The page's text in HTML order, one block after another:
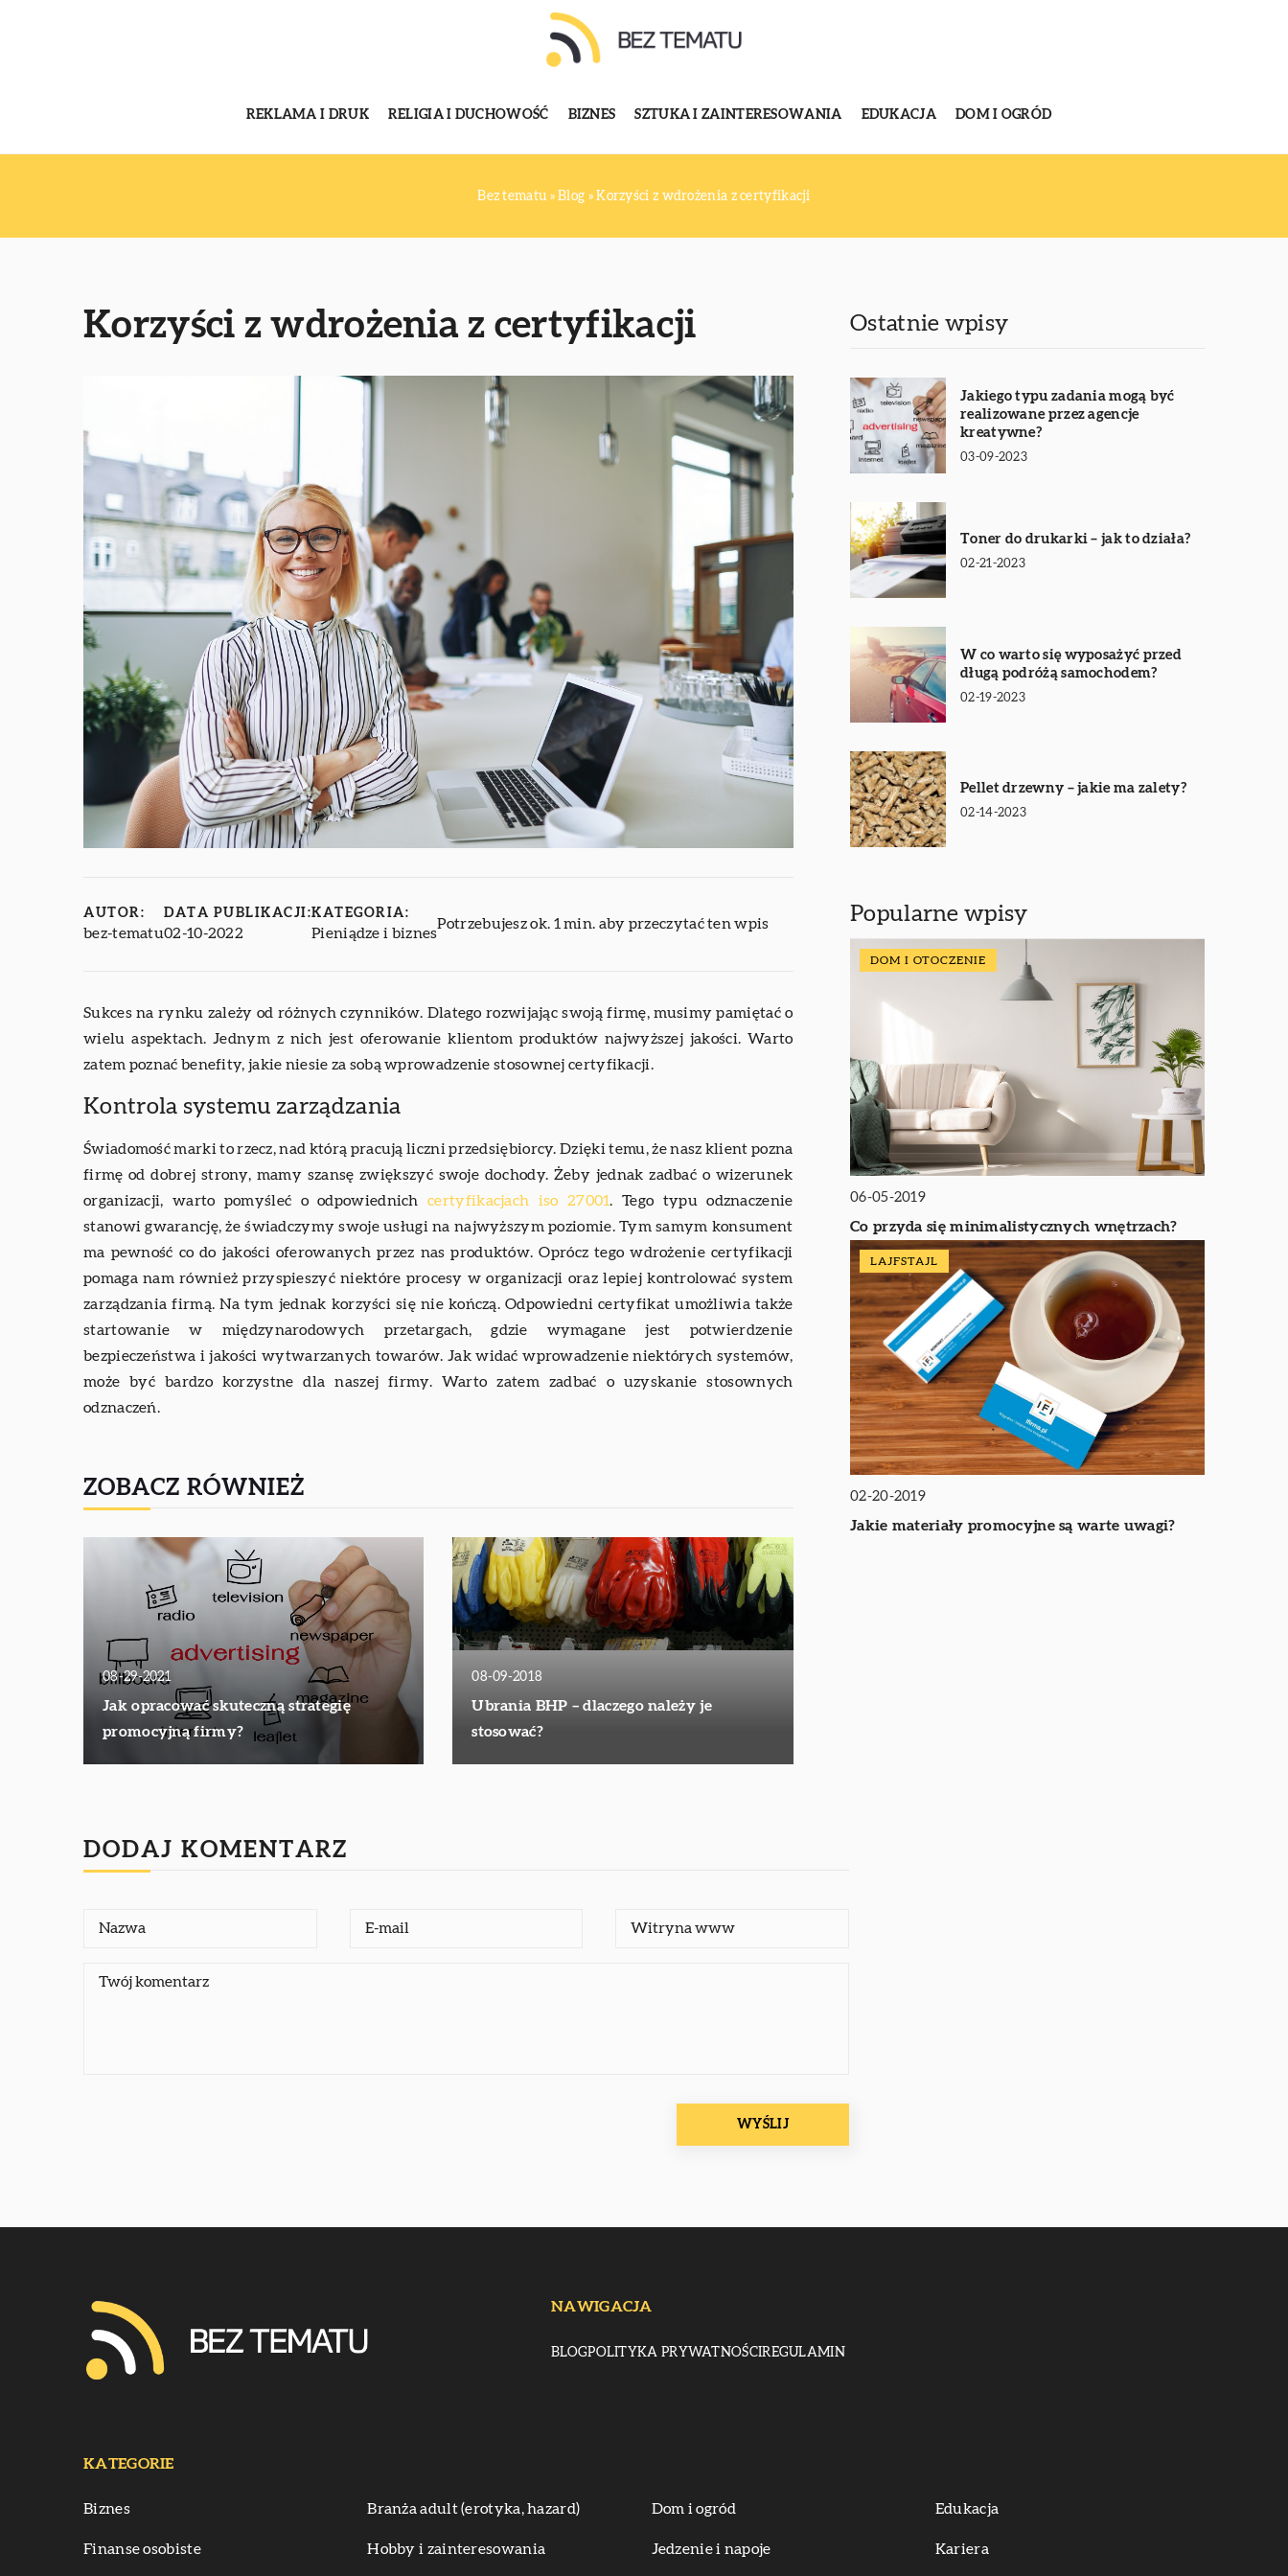
REKLAMA I DRUK RELIGIA I DUCHOWOŚĆ BIZNES SZTUKA I ZAINTERESOWANIA EDUKACJA DOM I OGRÓD
Bez tematu »Blog »Korzyści z wdrożenia z certyfikacji
Korzyści z wdrożenia z certyfikacji
AUTOR:
bez-tematu
DATA PUBLIKACJI:
02-10-2022
KATEGORIA:
Pieniądze i biznes
Potrzebujesz ok. 1 min. aby przeczytać ten wpis
Sukces na rynku zależy od różnych czynników. Dlatego rozwijając swoją firmę, musimy pamiętać o
wielu aspektach. Jednym z nich jest oferowanie klientom produktów najwyższej jakości. Warto
zatem poznać benefity, jakie niesie za sobą wprowadzenie stosownej certyfikacji.
Kontrola systemu zarządzania
Świadomość marki to rzecz, nad którą pracują liczni przedsiębiorcy. Dzięki temu, że nasz klient pozna
firmę od dobrej strony, mamy szansę zwiększyć swoje dochody. Żeby jednak zadbać o wizerunek
organizacji, warto pomyśleć o odpowiednichcertyfikacjach iso 27001. Tego typu odznaczenie
stanowi gwarancję, że świadczymy swoje usługi na najwyższym poziomie. Tym samym konsument
ma pewność co do jakości oferowanych przez nas produktów. Oprócz tego wdrożenie certyfikacji
pomaga nam również przyspieszyć niektóre procesy w organizacji oraz lepiej kontrolować system
zarządzania firmą. Na tym jednak korzyści się nie kończą. Odpowiedni certyfikat umożliwia także
startowanie w międzynarodowych przetargach, gdzie wymagane jest potwierdzenie
bezpieczeństwa i jakości wytwarzanych towarów. Jak widać wprowadzenie niektórych systemów,
może być bardzo korzystne dla naszej firmy. Warto zatem zadbać o uzyskanie stosownych
odznaczeń.
ZOBACZ RÓWNIEŻ
08-29-2021
Jak opracować skuteczną strategię
promocyjną firmy?
08-09-2018
Ubrania BHP – dlaczego należy je
stosować?
Ostatnie wpisy
Jakiego typu zadania mogą być
realizowane przez agencje
kreatywne?
03-09-2023
Toner do drukarki – jak to działa?
02-21-2023
W co warto się wyposażyć przed
długą podróżą samochodem?
02-19-2023
Pellet drzewny – jakie ma zalety?
02-14-2023
Popularne wpisy
DOM I OTOCZENIE
06-05-2019
Co przyda się minimalistycznych wnętrzach?
LAJFSTAJL
02-20-2019
Jakie materiały promocyjne są warte uwagi?
DODAJ KOMENTARZ
NAWIGACJA
BLOGPOLITYKA PRYWATNOŚCIREGULAMIN
KATEGORIE
Biznes Branża adult (erotyka, hazard) Dom i ogród Edukacja
Finanse osobiste Hobby i zainteresowania Jedzenie i napoje Kariera